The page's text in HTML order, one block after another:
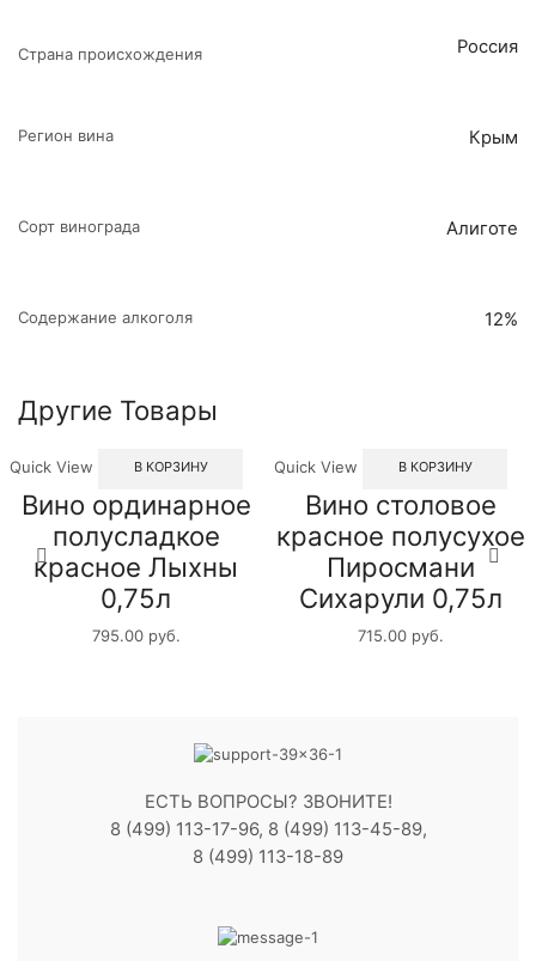
Страна происхождения Россия
Регион вина Крым
Сорт винограда Алиготе
Содержание алкоголя 12%
Другие Товары
Quick View В КОРЗИНУ
Вино ординарное
полусладкое
красное Лыхны
0,75л
795.00 руб.
Quick View В КОРЗИНУ
Вино столовое
красное полусухое
Пиросмани
Сихарули 0,75л
715.00 руб.
ЕСТЬ ВОПРОСЫ? ЗВОНИТЕ!
8 (499) 113-17-96, 8 (499) 113-45-89,
8 (499) 113-18-89